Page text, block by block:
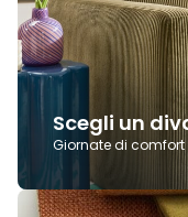
Scegli un
Giornate di comfort
Scegli